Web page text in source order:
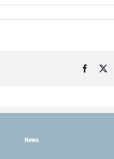
X
News